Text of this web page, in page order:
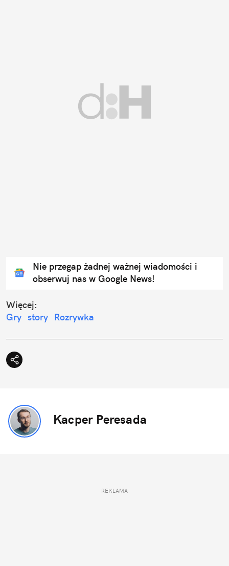
Nie przegap żadnej ważnej wiadomości i
obserwuj nas w Google News!
Więcej:
Gry story Rozrywka
Kacper Peresada
REKLAMA